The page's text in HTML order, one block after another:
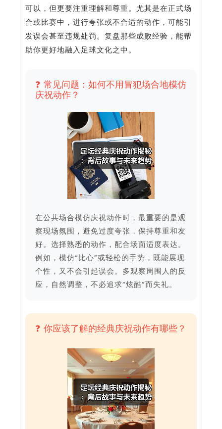
可以，但更要注重理解和尊重。尤其是在正式场
合或比赛中，进行夸张或不合适的动作，可能引
发误会甚至违规处罚。复盘那些成败经验，能帮
助你更好地融入足球文化之中。
❓ 常见问题：如何不用冒犯场合地模仿
庆祝动作？
在公共场合模仿庆祝动作时，最重要的是观
察现场氛围，避免过度夸张，保持尊重和友
好。选择熟悉的动作，配合场面适度表达。
例如，模仿“比心”或轻松的手势，既能展现
个性，又不会引起误会。多观察周围人的反
应，自然调整，不必追求“炫酷”而失礼。
❓ 你应该了解的经典庆祝动作有哪些？